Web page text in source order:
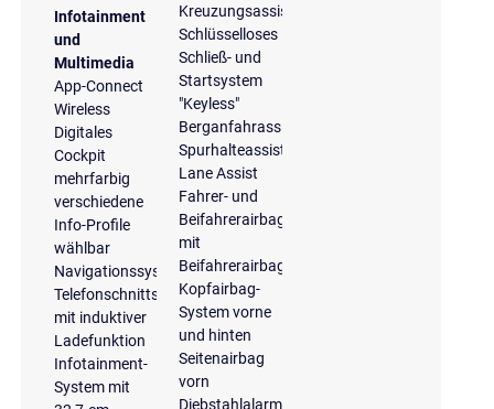
Infotainment
und
Multimedia
App-Connect
Wireless
Digitales
Cockpit
mehrfarbig
verschiedene
Info-Profile
wählbar
Navigationssystem
Telefonschnittstelle
mit induktiver
Ladefunktion
Infotainment-
System mit
Kreuzungsassistent
Schlüsselloses
Schließ- und
Startsystem
"Keyless"
Berganfahrassistent
Spurhalteassistent
Lane Assist
Fahrer- und
Beifahrerairbag
mit
Beifahrerairbagdeaktivierung
Kopfairbag-
System vorne
und hinten
Seitenairbag
vorn
Diebstahlalarmanlage